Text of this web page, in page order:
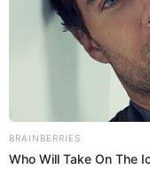
El Popular